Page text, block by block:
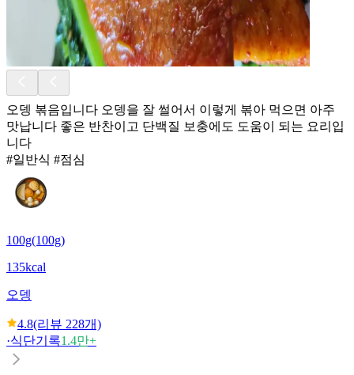
오뎅 볶음입니다 오뎅을 잘 썰어서 이렇게 볶아 먹으면 아주
맛납니다 좋은 반찬이고 단백질 보충에도 도움이 되는 요리입
니다
#일반식 #점심
100g(100g)
135kcal
오뎅
4.8(리뷰 228개)
·식단기록1.4만+